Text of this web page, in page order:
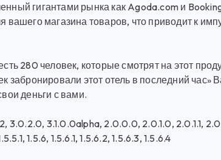
гигантами рынка как Agoda.com и
вашего магазина товаров, что приводит к
280 человек, которые смотрят на этот
забронировали этот отель в последний час»
деньги с вами.
3.0.2.0, 3.1.0.0alpha, 2.0.0.0, 2.0.1.0, 2.0.1.1,
1.5.6, 1.5.6.1, 1.5.6.2, 1.5.6.3, 1.5.6.4